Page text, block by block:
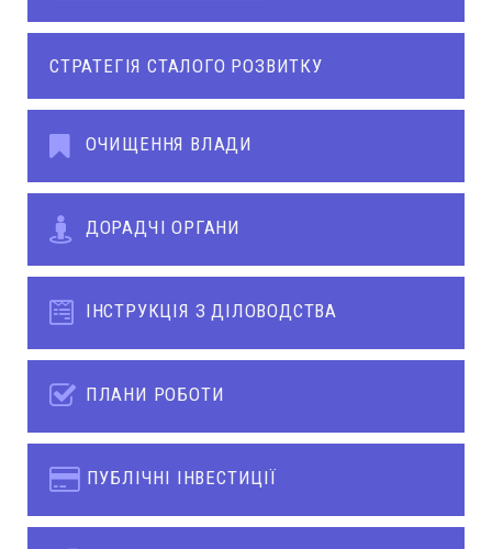
СТРАТЕГІЯ СТАЛОГО РОЗВИТКУ
ОЧИЩЕННЯ ВЛАДИ
ДОРАДЧІ ОРГАНИ
ІНСТРУКЦІЯ З ДІЛОВОДСТВА
ПЛАНИ РОБОТИ
ПУБЛІЧНІ ІНВЕСТИЦІЇ